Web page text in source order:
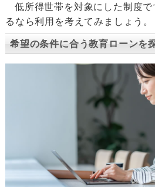
低所得世帯を対象にした制度で
るなら利用を考えてみましょう。
希望の条件に合う教育ローンを